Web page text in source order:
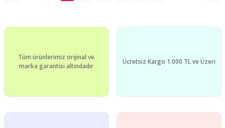
Tüm ürünlerimiz orijinal ve
marka garantisi altındadır
Ücretsiz Kargo 1.000 TL ve Üzeri